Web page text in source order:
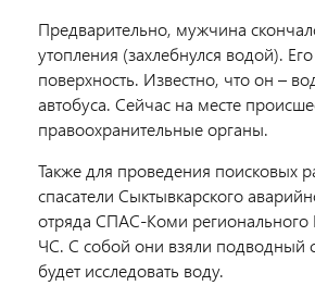
Предварительно, мужчина
утопления (захлебнулся водой).
поверхность. Известно, что он –
автобуса. Сейчас на месте
правоохранительные органы.
Также для проведения поисковых
спасатели Сыктывкарского
отряда СПАС-Коми регионального
ЧС. С собой они взяли подводный
будет исследовать воду.